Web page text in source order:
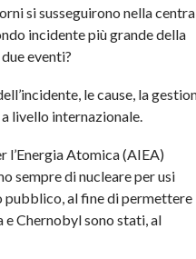
si susseguirono nella
incidente più grande della
eventi?
le cause, la
livello internazionale.
l’Energia Atomica (AIEA)
sempre di nucleare per usi
al fine di permettere
e Chernobyl sono stati, al